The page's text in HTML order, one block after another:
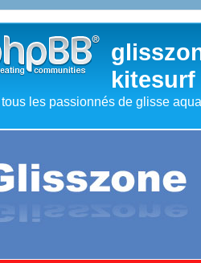
kitesurf
les passionnés de glisse